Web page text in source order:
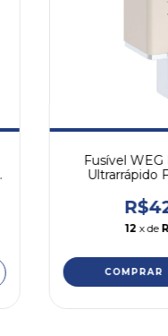
Fusível
Ultrarrápido
12 x de